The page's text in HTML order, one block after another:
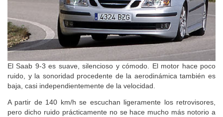
El Saab 9-3 es suave, silencioso y cómodo. El motor hace poco
ruido, y la sonoridad procedente de la aerodinámica también es
baja, casi independientemente de la velocidad.
A partir de 140 km/h se escuchan ligeramente los retrovisores,
pero dicho ruido prácticamente no se hace mucho más notorio a